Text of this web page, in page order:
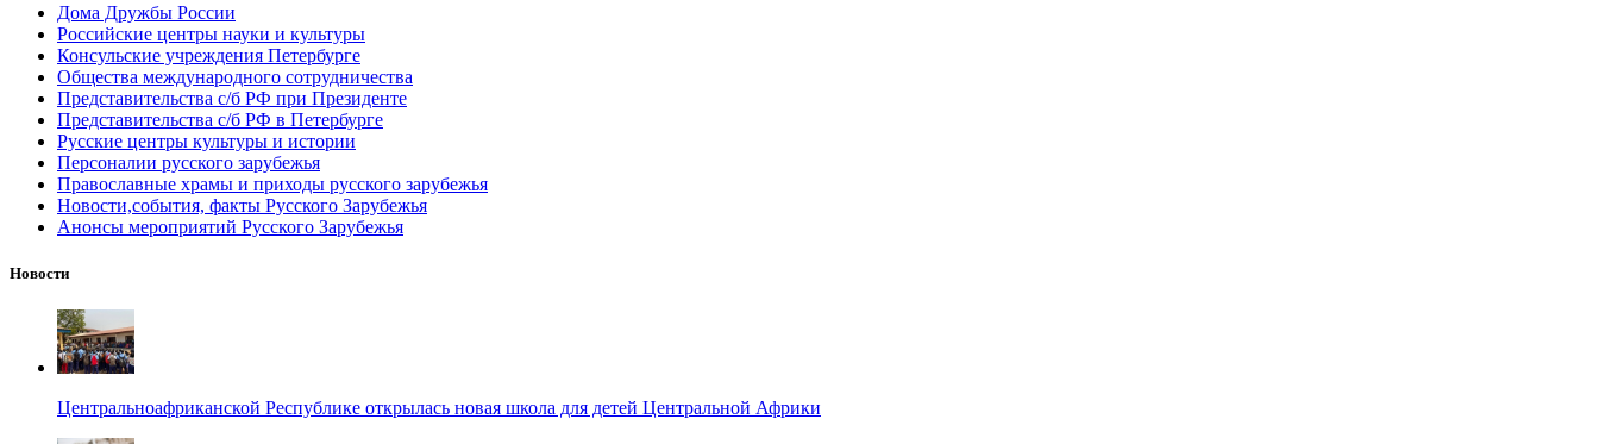
Дома Дружбы России
Российские центры науки и культуры
Консульские учреждения Петербурге
Общества международного сотрудничества
Представительства с/б РФ при Президенте
Представительства с/б РФ в Петербурге
Русские центры культуры и истории
Персоналии русского зарубежья
Православные храмы и приходы русского зарубежья
Новости,события, факты Русского Зарубежья
Анонсы мероприятий Русского Зарубежья
Новости
Центральноафриканской Республике открылась новая школа для детей Центральной Африки